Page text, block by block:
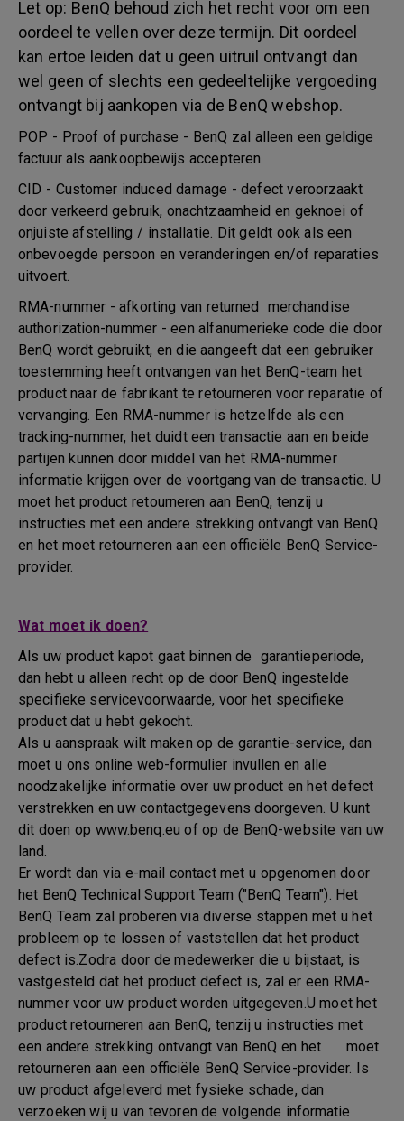
Let op: BenQ behoud zich het recht voor om een
oordeel te vellen over deze termijn. Dit oordeel
kan ertoe leiden dat u geen uitruil ontvangt dan
wel geen of slechts een gedeeltelijke vergoeding
ontvangt bij aankopen via de BenQ webshop.
POP - Proof of purchase - BenQ zal alleen een geldige
factuur als aankoopbewijs accepteren.
CID - Customer induced damage - defect veroorzaakt
door verkeerd gebruik, onachtzaamheid en geknoei of
onjuiste afstelling / installatie. Dit geldt ook als een
onbevoegde persoon en veranderingen en/of reparaties
uitvoert.
RMA-nummer - afkorting van returned merchandise
authorization-nummer - een alfanumerieke code die door
BenQ wordt gebruikt, en die aangeeft dat een gebruiker
toestemming heeft ontvangen van het BenQ-team het
product naar de fabrikant te retourneren voor reparatie of
vervanging. Een RMA-nummer is hetzelfde als een
tracking-nummer, het duidt een transactie aan en beide
partijen kunnen door middel van het RMA-nummer
informatie krijgen over de voortgang van de transactie. U
moet het product retourneren aan BenQ, tenzij u
instructies met een andere strekking ontvangt van BenQ
en het moet retourneren aan een officiële BenQ Service-
provider.
Wat moet ik doen?
Als uw product kapot gaat binnen de garantieperiode,
dan hebt u alleen recht op de door BenQ ingestelde
specifieke servicevoorwaarde, voor het specifieke
product dat u hebt gekocht.
Als u aanspraak wilt maken op de garantie-service, dan
moet u ons online web-formulier invullen en alle
noodzakelijke informatie over uw product en het defect
verstrekken en uw contactgegevens doorgeven. U kunt
dit doen op www.benq.eu of op de BenQ-website van uw
land.
Er wordt dan via e-mail contact met u opgenomen door
het BenQ Technical Support Team ("BenQ Team"). Het
BenQ Team zal proberen via diverse stappen met u het
probleem op te lossen of vaststellen dat het product
defect is.Zodra door de medewerker die u bijstaat, is
vastgesteld dat het product defect is, zal er een RMA-
nummer voor uw product worden uitgegeven.U moet het
product retourneren aan BenQ, tenzij u instructies met
een andere strekking ontvangt van BenQ en het moet
retourneren aan een officiële BenQ Service-provider. Is
uw product afgeleverd met fysieke schade, dan
verzoeken wij u van tevoren de volgende informatie